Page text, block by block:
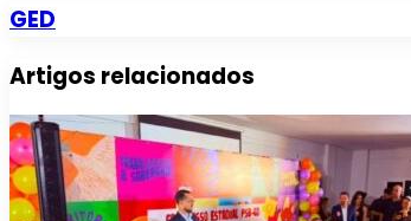
GED
Artigos relacionados